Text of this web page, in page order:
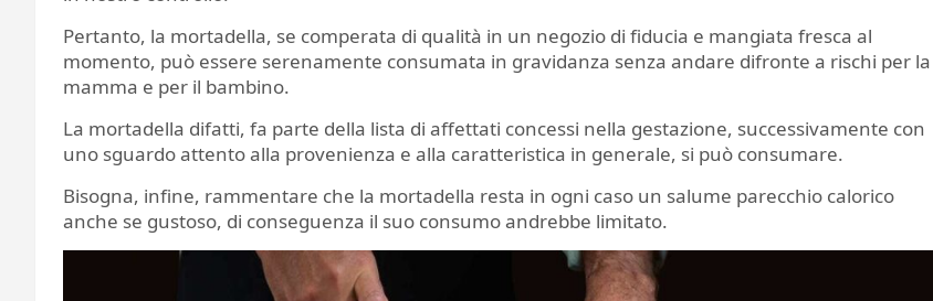
Pertanto, la mortadella, se comperata di qualità in un negozio di fiducia e mangiata fresca al
momento, può essere serenamente consumata in gravidanza senza andare difronte a rischi per la
mamma e per il bambino.
La mortadella difatti, fa parte della lista di affettati concessi nella gestazione, successivamente con
uno sguardo attento alla provenienza e alla caratteristica in generale, si può consumare.
Bisogna, infine, rammentare che la mortadella resta in ogni caso un salume parecchio calorico
anche se gustoso, di conseguenza il suo consumo andrebbe limitato.